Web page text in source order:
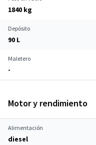
1840 kg
Depósito
90 L
Maletero
-
Motor y rendimiento
Alimentación
diesel